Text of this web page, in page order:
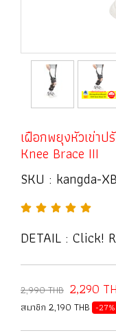
เฝือกพยุงหัวเข่าป
Knee Brace III
SKU : kangda-
DETAIL : Click!
2,990 THB 2,290
สมาชิก 2,190 THB -27%